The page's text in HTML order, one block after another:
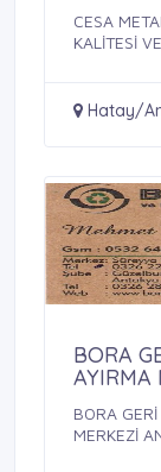
CESA METAL OLARAK SÜREKLİ ARTAN
KALİTESİ
Hatay/
BORA
AYIRMA
BORA
MERKEZİ